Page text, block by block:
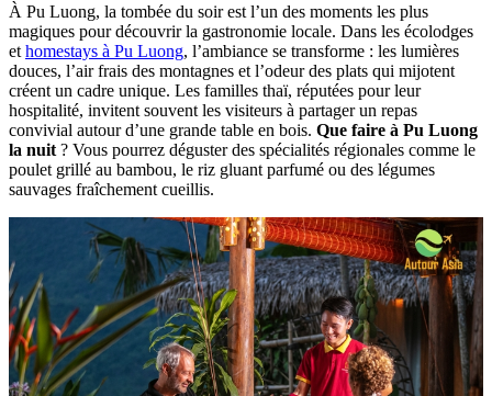
À Pu Luong, la tombée du soir est l’un des moments les plus
magiques pour découvrir la gastronomie locale. Dans les écolodges
et homestays à Pu Luong, l’ambiance se transforme : les lumières
douces, l’air frais des montagnes et l’odeur des plats qui mijotent
créent un cadre unique. Les familles thaï, réputées pour leur
hospitalité, invitent souvent les visiteurs à partager un repas
convivial autour d’une grande table en bois. Que faire à Pu Luong
la nuit ? Vous pourrez déguster des spécialités régionales comme le
poulet grillé au bambou, le riz gluant parfumé ou des légumes
sauvages fraîchement cueillis.